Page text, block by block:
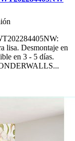
lisa. Desmontaje en
en 3 - 5 días.